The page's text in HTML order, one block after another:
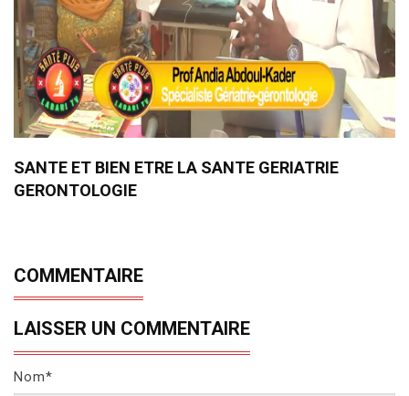
SANTE ET BIEN ETRE LA SANTE GERIATRIE
GERONTOLOGIE
COMMENTAIRE
LAISSER UN COMMENTAIRE
Nom*